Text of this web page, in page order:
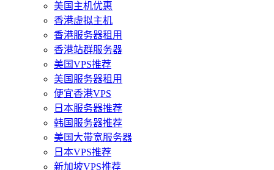
美国主机优惠
香港虚拟主机
香港服务器租用
香港站群服务器
美国VPS推荐
美国服务器租用
便宜香港VPS
日本服务器推荐
韩国服务器推荐
美国大带宽服务器
日本VPS推荐
新加坡VPS推荐